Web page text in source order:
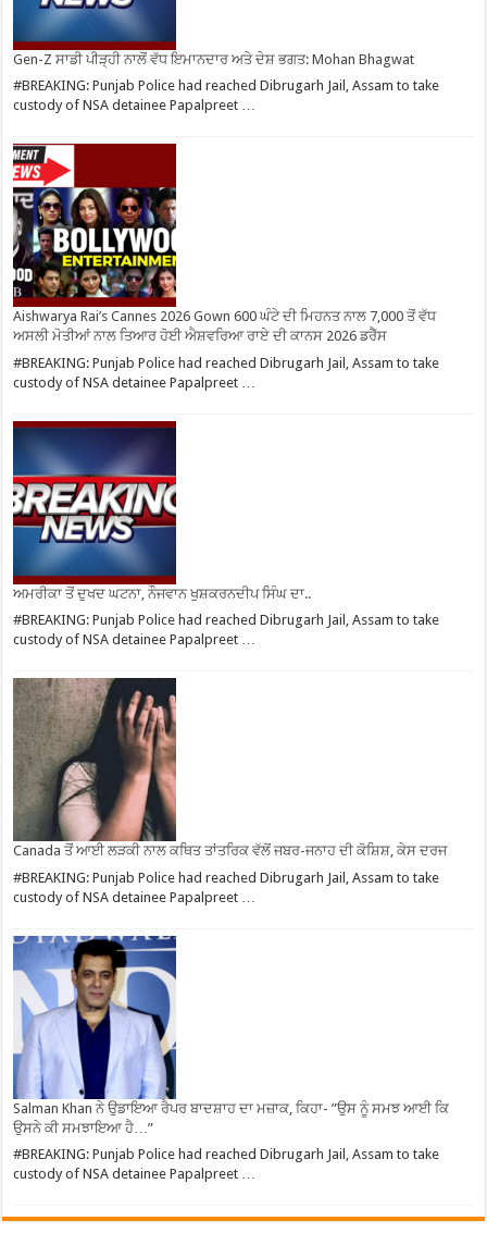
Gen-Z ਸਾਡੀ ਪੀੜ੍ਹੀ ਨਾਲੋਂ ਵੱਧ ਇਮਾਨਦਾਰ ਅਤੇ ਦੇਸ਼ ਭਗਤ: Mohan Bhagwat
#BREAKING: Punjab Police had reached Dibrugarh Jail, Assam to take
custody of NSA detainee Papalpreet …
Aishwarya Rai’s Cannes 2026 Gown 600 ਘੰਟੇ ਦੀ ਮਿਹਨਤ ਨਾਲ 7,000 ਤੋਂ ਵੱਧ
ਅਸਲੀ ਮੋਤੀਆਂ ਨਾਲ ਤਿਆਰ ਹੋਈ ਐਸ਼ਵਰਿਆ ਰਾਏ ਦੀ ਕਾਨਸ 2026 ਡਰੈੱਸ
#BREAKING: Punjab Police had reached Dibrugarh Jail, Assam to take
custody of NSA detainee Papalpreet …
ਅਮਰੀਕਾ ਤੋਂ ਦੁਖਦ ਘਟਨਾ, ਨੌਜਵਾਨ ਖੁਸ਼ਕਰਨਦੀਪ ਸਿੰਘ ਦਾ..
#BREAKING: Punjab Police had reached Dibrugarh Jail, Assam to take
custody of NSA detainee Papalpreet …
Canada ਤੋਂ ਆਈ ਲੜਕੀ ਨਾਲ ਕਥਿਤ ਤਾਂਤਰਿਕ ਵੱਲੋਂ ਜਬਰ-ਜਨਾਹ ਦੀ ਕੋਸ਼ਿਸ਼, ਕੇਸ ਦਰਜ
#BREAKING: Punjab Police had reached Dibrugarh Jail, Assam to take
custody of NSA detainee Papalpreet …
Salman Khan ਨੇ ਉਡਾਇਆ ਰੈਪਰ ਬਾਦਸ਼ਾਹ ਦਾ ਮਜ਼ਾਕ, ਕਿਹਾ- ”ਉਸ ਨੂੰ ਸਮਝ ਆਈ ਕਿ
ਉਸਨੇ ਕੀ ਸਮਝਾਇਆ ਹੈ…”
#BREAKING: Punjab Police had reached Dibrugarh Jail, Assam to take
custody of NSA detainee Papalpreet …